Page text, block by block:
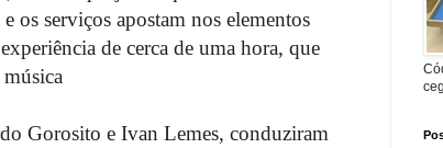
os serviços apostam nos elementos
de cerca de uma hora, que
Gorosito e Ivan Lemes, conduziram